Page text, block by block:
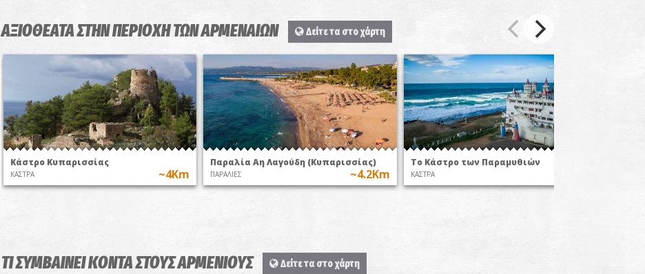
ΑΞΙΟΘΕΑΤΑ ΣΤΗΝ ΠΕΡΙΟΧΗ ΤΩΝ ΑΡΜΕΝΑΙΩΝ Δείτε τα στο χάρτη
Κάστρο Κυπαρισσίας
ΚΑΣΤΡΑ ~4Km
Παραλία Αη Λαγούδη (Κυπαρισσίας)
ΠΑΡΑΛΙΕΣ ~4.2Km
Το Κάστρο των Παραμυθιών
ΚΑΣΤΡΑ
ΤΙ ΣΥΜΒΑΙΝΕΙ ΚΟΝΤΑ ΣΤΟΥΣ ΑΡΜΕΝΙΟΥΣ Δείτε τα στο χάρτη